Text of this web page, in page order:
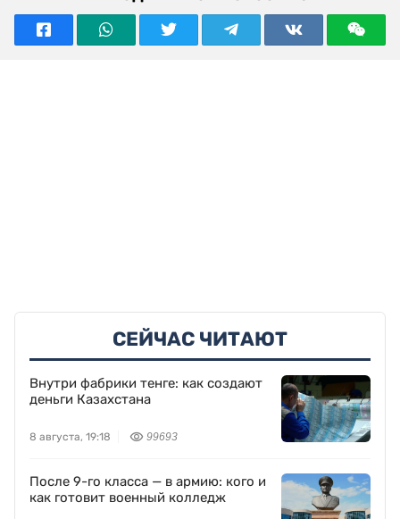
СЕЙЧАС ЧИТАЮТ
Внутри фабрики тенге: как создают
деньги Казахстана
8 августа, 19:18 99693
После 9-го класса — в армию: кого и
как готовит военный колледж